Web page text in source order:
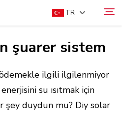
TR
Ara
şuarer sistem
ilgili ilgilenmiyor
su ısıtmak için
şey duydun mu? Diy solar